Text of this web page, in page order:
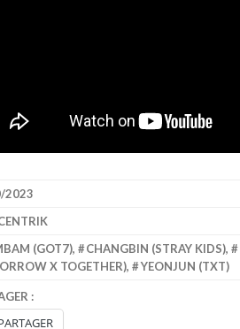
2023
(GOT7), CHANGBIN (STRAY KIDS),
X TOGETHER), YEONJUN (TXT)
: